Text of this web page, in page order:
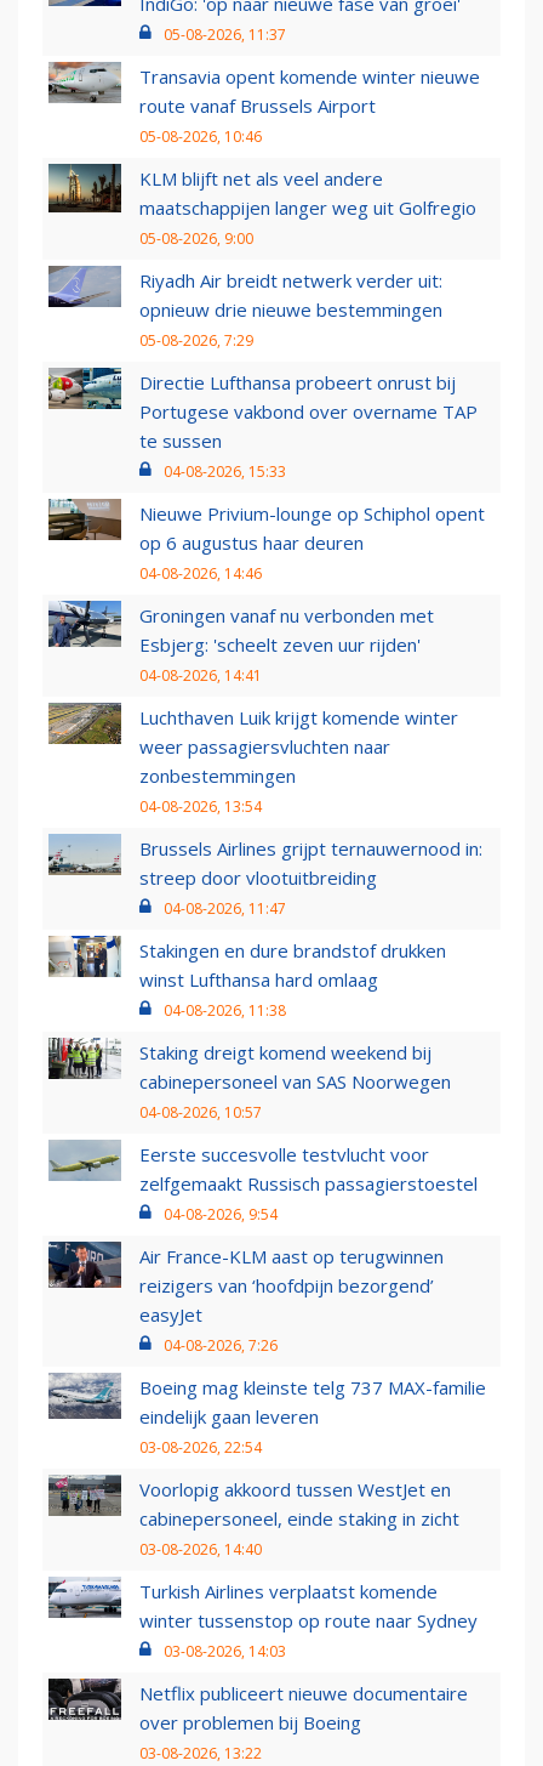
05-08-2026, 11:37
Transavia opent komende winter nieuwe
route vanaf Brussels Airport
05-08-2026, 10:46
KLM blijft net als veel andere
maatschappijen langer weg uit Golfregio
05-08-2026, 9:00
Riyadh Air breidt netwerk verder uit:
opnieuw drie nieuwe bestemmingen
05-08-2026, 7:29
Directie Lufthansa probeert onrust bij
Portugese vakbond over overname TAP
te sussen
04-08-2026, 15:33
Nieuwe Privium-lounge op Schiphol opent
op 6 augustus haar deuren
04-08-2026, 14:46
Groningen vanaf nu verbonden met
Esbjerg: 'scheelt zeven uur rijden'
04-08-2026, 14:41
Luchthaven Luik krijgt komende winter
weer passagiersvluchten naar
zonbestemmingen
04-08-2026, 13:54
Brussels Airlines grijpt ternauwernood in:
streep door vlootuitbreiding
04-08-2026, 11:47
Stakingen en dure brandstof drukken
winst Lufthansa hard omlaag
04-08-2026, 11:38
Staking dreigt komend weekend bij
cabinepersoneel van SAS Noorwegen
04-08-2026, 10:57
Eerste succesvolle testvlucht voor
zelfgemaakt Russisch passagierstoestel
04-08-2026, 9:54
Air France-KLM aast op terugwinnen
reizigers van ‘hoofdpijn bezorgend’
easyJet
04-08-2026, 7:26
Boeing mag kleinste telg 737 MAX-familie
eindelijk gaan leveren
03-08-2026, 22:54
Voorlopig akkoord tussen WestJet en
cabinepersoneel, einde staking in zicht
03-08-2026, 14:40
Turkish Airlines verplaatst komende
winter tussenstop op route naar Sydney
03-08-2026, 14:03
Netflix publiceert nieuwe documentaire
over problemen bij Boeing
03-08-2026, 13:22